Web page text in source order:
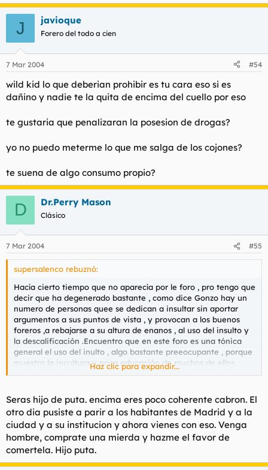
J javioque
Forero del todo a cien
7 Mar 2004 #54
wild kid lo que deberian prohibir es tu cara eso si es
dañino y nadie te la quita de encima del cuello por eso
te gustaria que penalizaran la posesion de drogas?
yo no puedo meterme lo que me salga de los cojones?
te suena de algo consumo propio?
D Dr.Perry Mason
Clásico
7 Mar 2004 #55
supersalenco rebuznó:
Hacía cierto tiempo que no aparecía por le foro , pro tengo que
decir que ha degenerado bastante , como dice Gonzo hay un
numero de personas quee se dedican a insultar sin aportar
argumentos a sus puntos de vista , y provocan a los buenos
foreros ,a rebajarse a su altura de enanos , al uso del insulto y
la descalificación .Encuentro que en este foro es una tónica
general el uso del inulto , algo bastante preeocupante , porque
muestra la incultura y poca educación de muchos de ellos.
algún puto argumento , que una cosa es que apenas haya
control por parte de los moderadores del foro y otra que os
aprovechéis de ello destrozando el foro y creando una
crispación continua.
hola.
Haz clic para expandir...
Seras hijo de puta. encima eres poco coherente cabron. El
otro dia pusiste a parir a los habitantes de Madrid y a la
ciudad y a su institucion y ahora vienes con eso. Venga
hombre, comprate una mierda y hazme el favor de
comertela. Hijo puta.